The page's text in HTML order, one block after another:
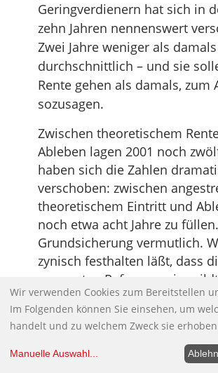
Geringverdienern hat sich in
zehn Jahren nennenswert
Zwei Jahre weniger als
durchschnittlich – und sie
Rente gehen als damals, zum
sozusagen.
Zwischen theoretischem
Ableben lagen 2001 noch
haben sich die Zahlen
verschoben: zwischen
theoretischem Eintritt und
noch etwa acht Jahre zu
Grundsicherung vermutlich.
zynisch festhalten läßt, dass
genannten Reformen ein
Programm sind, denn sie
nicht in Altersarmut, sondern
sie aus ihr heraus.
Quelle:Ad sinistram
Wir verwenden Cookies zum Bereitstellen
Im Folgenden können Sie einsehen, um
handelt und zu welchem Zweck sie
Manuelle Auswahl...